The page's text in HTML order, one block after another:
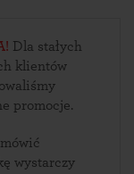
Dla stałych
klientów
specjalne promocje.
wystarczy